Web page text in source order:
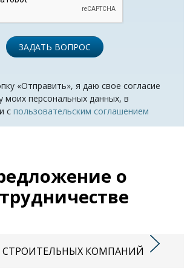
ЗАДАТЬ ВОПРОС
«Отправить», я даю свое согласие
моих персональных данных, в
с пользовательским соглашением
о
СТРОИТЕЛЬНЫХ КОМПАНИЙ